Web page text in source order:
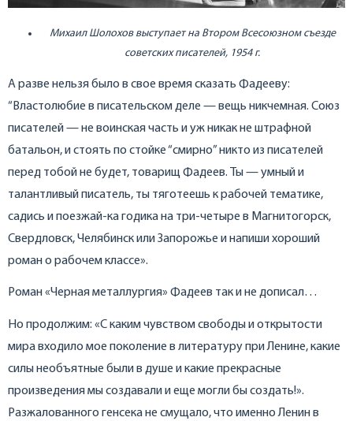
Михаил Шолохов выступает на Втором Всесоюзном съезде
советских писателей, 1954 г.
А разве нельзя было в свое время сказать Фадееву:
“Властолюбие в писательском деле — вещь никчемная. Союз
писателей — не воинская часть и уж никак не штрафной
батальон, и стоять по стойке “смирно” никто из писателей
перед тобой не будет, товарищ Фадеев. Ты — умный и
талантливый писатель, ты тяготеешь к рабочей тематике,
садись и поезжай-ка годика на три-четыре в Магнитогорск,
Свердловск, Челябинск или Запорожье и напиши хороший
роман о рабочем классе».
Роман «Черная металлургия» Фадеев так и не дописал…
Но продолжим: «С каким чувством свободы и открытости
мира входило мое поколение в литературу при Ленине, какие
силы необъятные были в душе и какие прекрасные
произведения мы создавали и еще могли бы создать!».
Разжалованного генсека не смущало, что именно Ленин в